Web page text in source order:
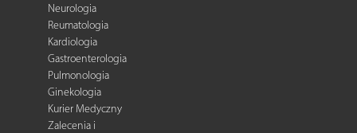
Neurologia
Reumatologia
Kardiologia
Gastroenterologia
Pulmonologia
Ginekologia
Kurier Medyczny
Zalecenia i